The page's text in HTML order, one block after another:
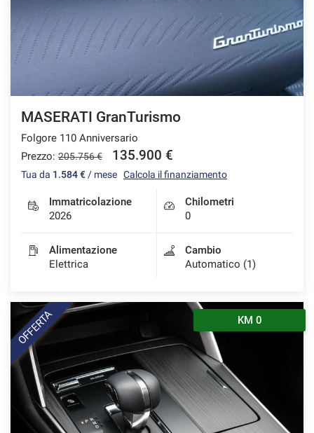
MASERATI GranTurismo
Folgore 110 Anniversario
Prezzo: 205.756 € 135.900 €
Tua da 1.584 € / mese Calcola il finanziamento
Immatricolazione
2026
Chilometri
0
Alimentazione
Elettrica
Cambio
Automatico (1)
OFFERTA KM 0